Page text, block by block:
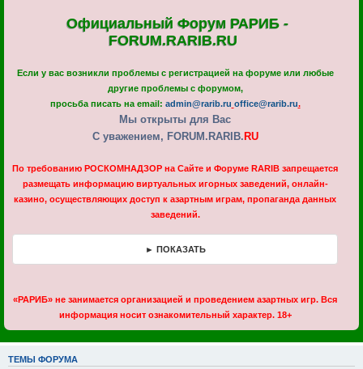
Официальный Форум РАРИБ -
FORUM.RARIB.RU
Если у вас возникли проблемы с регистрацией на форуме или любые
другие проблемы с форумом,
просьба писать на email: admin@rarib.ru office@rarib.ru.
Мы открыты для Вас
С уважением, FORUM.RARIB. RU
По требованию РОСКОМНАДЗОР на Cайте и Форуме RARIB запрещается
размещать информацию виртуальных игорных заведений, онлайн-
казино, осуществляющих доступ к азартным играм, пропаганда данных
заведений.
► ПОКАЗАТЬ
«РАРИБ» не занимается организацией и проведением азартных игр. Вся
информация носит ознакомительный характер. 18+
ТЕМЫ ФОРУМА